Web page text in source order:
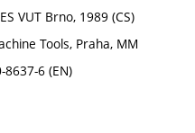
VUT Brno, 1989 (CS)
Tools, Praha, MM
8637-6 (EN)